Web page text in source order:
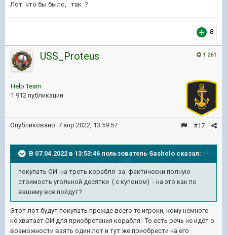
Лот что бы было, так ?
8
1 261
USS_Proteus
Help Team
1 912 публикации
#17
Опубликовано: 7 апр 2022, 13:59:57
В 07.04.2022 в 13:53:46 пользователь Sashelo сказал:
покупать ОИ на треть корабля за фактически полную
стоимость угольной десятки ( с купоном) - на это как по
вашему все пойдут?
Этот лот будут покупать прежде всего те игроки, кому немного
не хватает ОИ для приобретения корабля. То есть речь не идёт о
возможности взять один лот и тут же приобрести на его